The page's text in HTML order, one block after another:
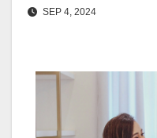
SEP 4, 2024